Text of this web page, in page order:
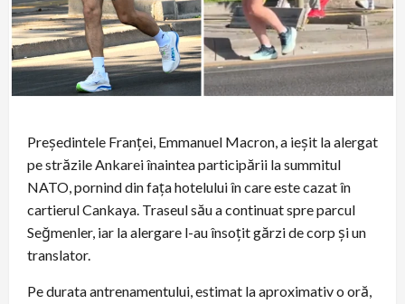
Președintele Franței, Emmanuel Macron, a ieșit la alergat
pe străzile Ankarei înaintea participării la summitul
NATO, pornind din fața hotelului în care este cazat în
cartierul Cankaya. Traseul său a continuat spre parcul
Seğmenler, iar la alergare l-au însoțit gărzi de corp şi un
translator.
Pe durata antrenamentului, estimat la aproximativ o oră,